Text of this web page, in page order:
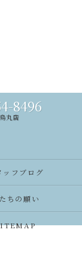
8496
丸店
ッフブログ
ちの願い